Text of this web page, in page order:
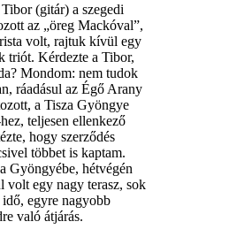
(gitár) a szegedi
az „öreg Mackóval”,
volt, rajtuk kívül egy
triót. Kérdezte a Tibor,
Mondom: nem tudok
ráadásul az Égő Arany
a Tisza Gyöngye
teljesen ellenkező
hogy szerződés
többet is kaptam.
Gyöngyébe, hétvégén
egy nagy terasz, sok
egyre nagyobb
való átjárás.